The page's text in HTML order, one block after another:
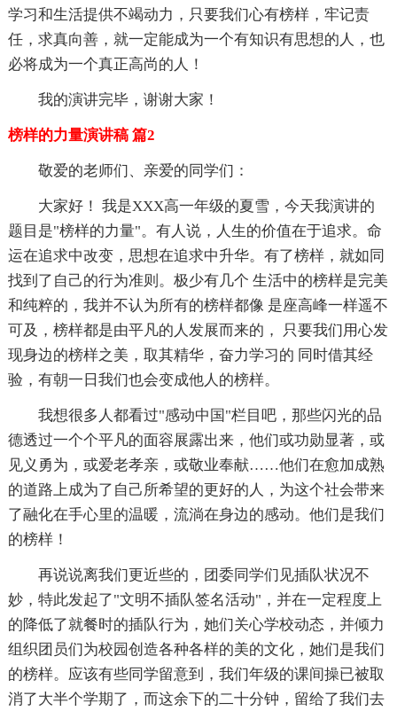
学习和生活提供不竭动力，只要我们心有榜样，牢记责
任，求真向善，就一定能成为一个有知识有思想的人，也
必将成为一个真正高尚的人！
我的演讲完毕，谢谢大家！
榜样的力量演讲稿 篇2
敬爱的老师们、亲爱的同学们：
大家好！ 我是XXX高一年级的夏雪，今天我演讲的
题目是"榜样的力量"。有人说，人生的价值在于追求。命
运在追求中改变，思想在追求中升华。有了榜样，就如同
找到了自己的行为准则。极少有几个 生活中的榜样是完美
和纯粹的，我并不认为所有的榜样都像 是座高峰一样遥不
可及，榜样都是由平凡的人发展而来的， 只要我们用心发
现身边的榜样之美，取其精华，奋力学习的 同时借其经
验，有朝一日我们也会变成他人的榜样。
我想很多人都看过"感动中国"栏目吧，那些闪光的品
德透过一个个平凡的面容展露出来，他们或功勋显著，或
见义勇为，或爱老孝亲，或敬业奉献……他们在愈加成熟
的道路上成为了自己所希望的更好的人，为这个社会带来
了融化在手心里的温暖，流淌在身边的感动。他们是我们
的榜样！
再说说离我们更近些的，团委同学们见插队状况不
妙，特此发起了"文明不插队签名活动"，并在一定程度上
的降低了就餐时的插队行为，她们关心学校动态，并倾力
组织团员们为校园创造各种各样的美的文化，她们是我们
的榜样。应该有些同学留意到，我们年级的课间操已被取
消了大半个学期了，而这余下的二十分钟，留给了我们去